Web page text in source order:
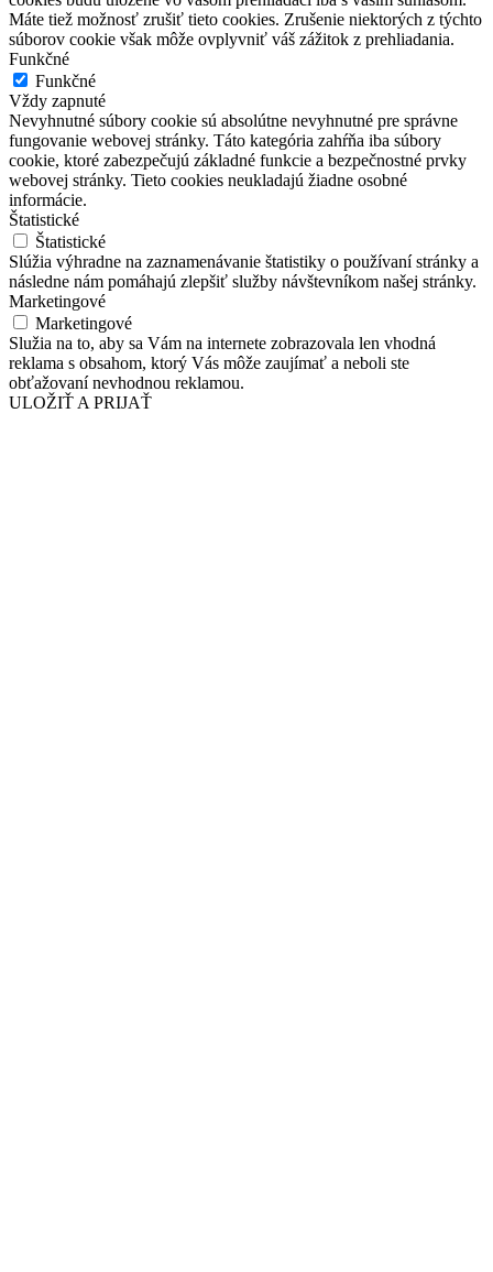
Máte tiež možnosť zrušiť tieto cookies. Zrušenie niektorých z týchto
súborov cookie však môže ovplyvniť váš zážitok z prehliadania.
Funkčné
Funkčné
Vždy zapnuté
Nevyhnutné súbory cookie sú absolútne nevyhnutné pre správne
fungovanie webovej stránky. Táto kategória zahŕňa iba súbory
cookie, ktoré zabezpečujú základné funkcie a bezpečnostné prvky
webovej stránky. Tieto cookies neukladajú žiadne osobné
informácie.
Štatistické
Štatistické
Slúžia výhradne na zaznamenávanie štatistiky o používaní stránky a
následne nám pomáhajú zlepšiť služby návštevníkom našej stránky.
Marketingové
Marketingové
Služia na to, aby sa Vám na internete zobrazovala len vhodná
reklama s obsahom, ktorý Vás môže zaujímať a neboli ste
obťažovaní nevhodnou reklamou.
ULOŽIŤ A PRIJAŤ